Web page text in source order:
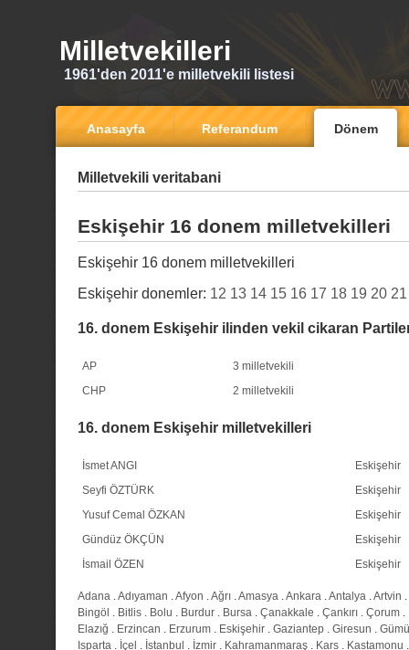
Milletvekilleri
1961'den 2011'e milletvekili listesi
Anasayfa Referandum Dönem
Milletvekili veritabani
Eskişehir 16 donem milletvekilleri
Eskişehir 16 donem milletvekilleri
Eskişehir donemler: 12 13 14 15 16 17 18 19 20 21
16. donem Eskişehir ilinden vekil cikaran
AP
3 milletvekili
CHP
2 milletvekili
16. donem Eskişehir milletvekilleri
İsmet ANGI
Eskişehir
Seyfi ÖZTÜRK
Eskişehir
Yusuf Cemal ÖZKAN
Eskişehir
Gündüz ÖKÇÜN
Eskişehir
İsmail ÖZEN
Eskişehir
Adana .Adıyaman .Afyon .Ağrı .Amasya .Ankara .Antalya .Artvin .
Bingöl . Bitlis . Bolu . Burdur . Bursa . Çanakkale . Çankırı . Çorum .
Elazığ . Erzincan . Erzurum . Eskişehir . Gaziantep . Giresun .
Isparta . İçel . İstanbul . İzmir . Kahramanmaraş . Kars . Kastamonu